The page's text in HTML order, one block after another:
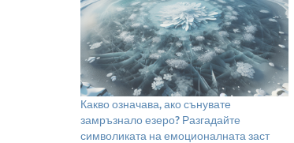
Какво означава, ако сънувате
замръзнало езеро? Разгадайте
символиката на емоционалната заст